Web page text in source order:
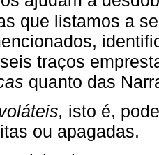
que listamos a
traços
quanto das
isto é,
ou apagadas.